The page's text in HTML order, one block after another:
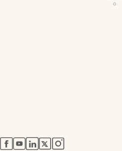
abre en nueva pestaña
abre en nueva pestaña
abre en nueva pestaña
abre en nueva
abre en nueva